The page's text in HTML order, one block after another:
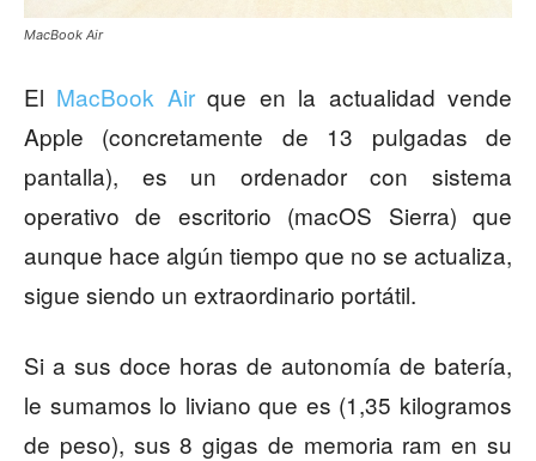
MacBook Air
El MacBook Airque en la actualidad vende
Apple (concretamente de 13 pulgadas de
pantalla), es un ordenador con sistema
operativo de escritorio (macOS Sierra) que
aunque hace algún tiempo que no se actualiza,
sigue siendo un extraordinario portátil.
Si a sus doce horas de autonomía de batería,
le sumamos lo liviano que es (1,35 kilogramos
de peso), sus 8 gigas de memoria ram en su